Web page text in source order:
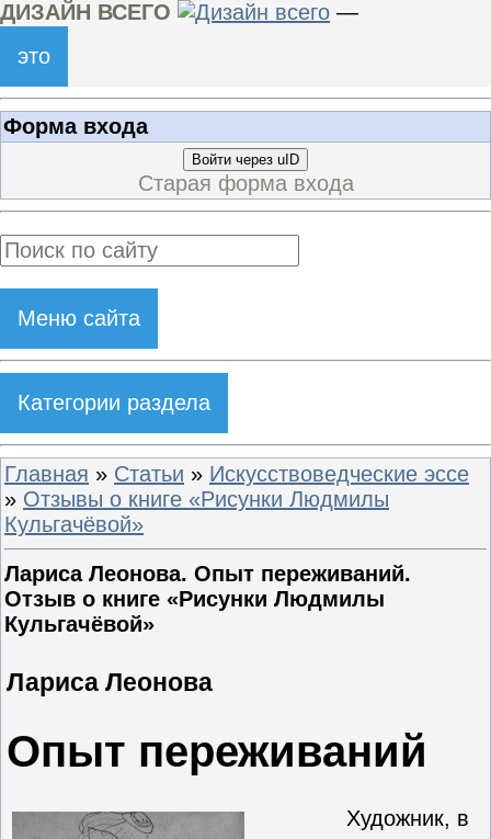
ДИЗАЙН ВСЕГО
—
это
Форма входа
Войти через uID
Старая форма входа
Меню сайта
Категории раздела
Главная » Статьи » Искусствоведческие эссе
» Отзывы о книге «Рисунки Людмилы
Кульгачёвой»
Лариса Леонова. Опыт переживаний.
Отзыв о книге «Рисунки Людмилы
Кульгачёвой»
Лариса Леонова
Опыт переживаний
Художник, в